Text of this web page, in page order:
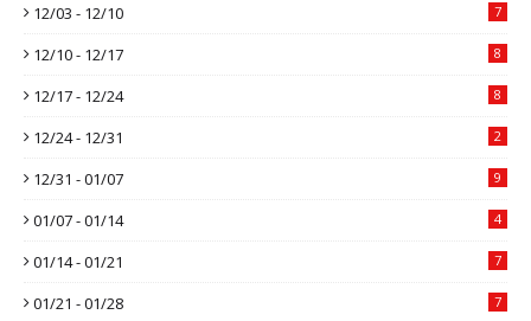
12/03 - 12/10 7
12/10 - 12/17 8
12/17 - 12/24 8
12/24 - 12/31 2
12/31 - 01/07 9
01/07 - 01/14 4
01/14 - 01/21 7
01/21 - 01/28 7